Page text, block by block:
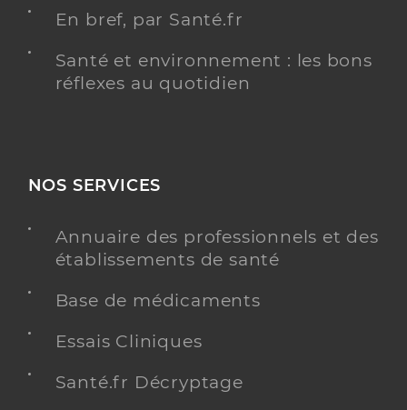
En bref, par Santé.fr
Santé et environnement : les bons
réflexes au quotidien
NOS SERVICES
Annuaire des professionnels et des
établissements de santé
Base de médicaments
Essais Cliniques
Santé.fr Décryptage